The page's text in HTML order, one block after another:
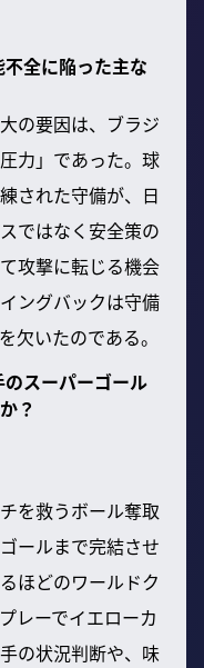
全に陥った主な
の要因は、ブラジ
力」であった。球
された守備が、日
ではなく安全策の
攻撃に転じる機会
ングバックは守備
欠いたのである。
スーパーゴール
？
を救うボール奪取
ールまで完結させ
ほどのワールドク
レーでイエローカ
の状況判断や、味